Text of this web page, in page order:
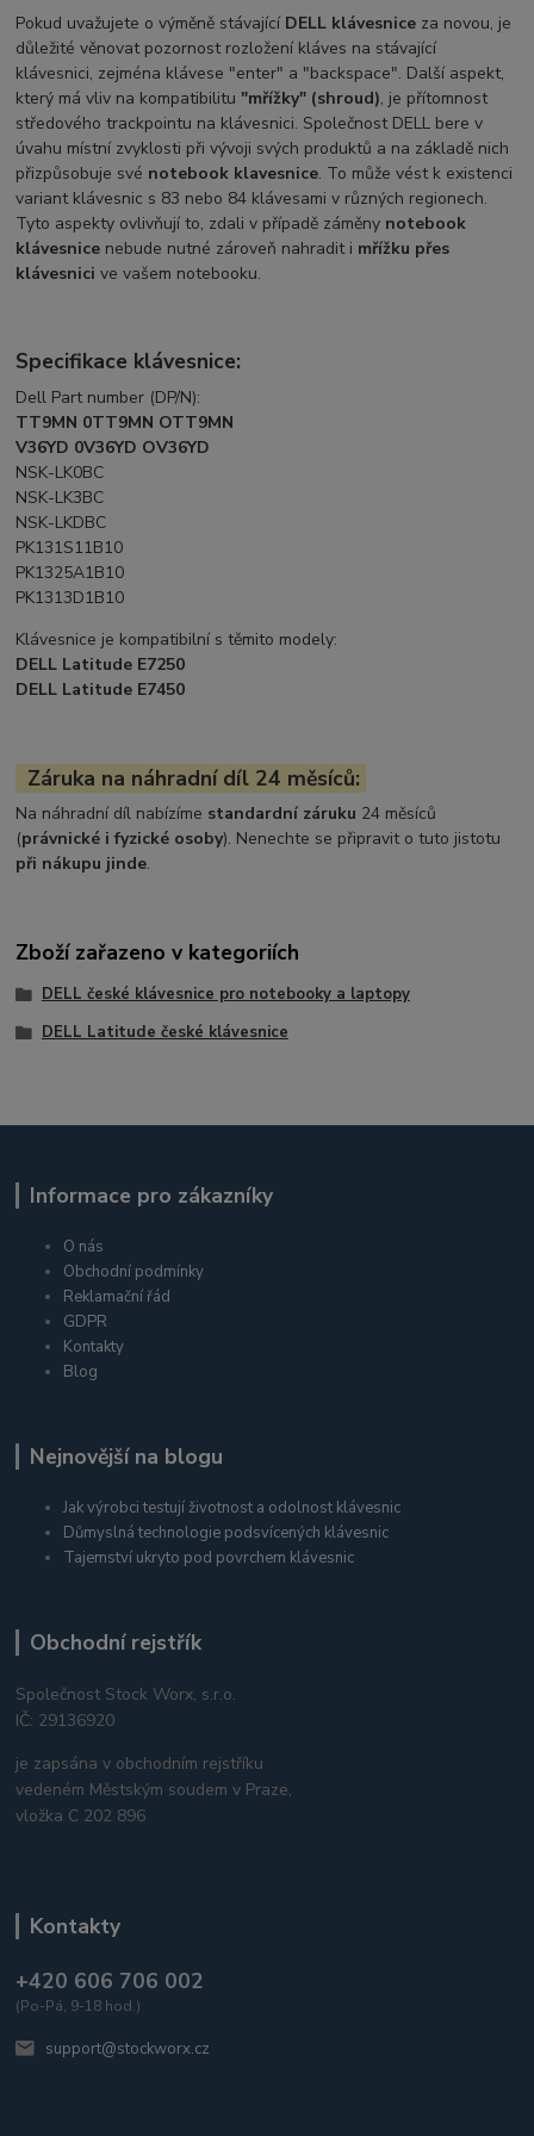
Pokud uvažujete o výměně stávající DELL klávesnice za novou, je
důležité věnovat pozornost rozložení kláves na stávající
klávesnici, zejména klávese "enter" a "backspace". Další aspekt,
který má vliv na kompatibilitu"mřížky" (shroud), je přítomnost
středového trackpointu na klávesnici. Společnost DELL bere v
úvahu místní zvyklosti při vývoji svých produktů a na základě nich
přizpůsobuje své notebook klavesnice. To může vést k existenci
variant klávesnic s 83 nebo 84 klávesami v různých regionech.
Tyto aspekty ovlivňují to, zdali v případě záměny notebook
klávesnice nebude nutné zároveň nahradit i mřížku přes
klávesnici ve vašem notebooku.
Specifikace klávesnice:
Dell Part number (DP/N):
TT9MN 0TT9MN OTT9MN
V36YD 0V36YD OV36YD
NSK-LK0BC
NSK-LK3BC
NSK-LKDBC
PK131S11B10
PK1325A1B10
PK1313D1B10
Klávesnice je kompatibilní s těmito modely:
DELL Latitude E7250
DELL Latitude E7450
Záruka na náhradní díl 24 měsíců:
Na náhradní díl nabízíme standardní záruku 24 měsíců
(právnické i fyzické osoby). Nenechte se připravit o tuto jistotu
při nákupu jinde.
Zboží zařazeno v kategoriích
DELL české klávesnice pro notebooky a laptopy
DELL Latitude české klávesnice
Informace pro zákazníky
O nás
Obchodní podmínky
Reklamační řád
GDPR
Kontakty
Blog
Nejnovější na blogu
Jak výrobci testují životnost a odolnost klávesnic
Důmyslná technologie podsvícených klávesnic
Tajemství ukryto pod povrchem klávesnic
Obchodní rejstřík
Společnost Stock Worx, s.r.o.
IČ: 29136920
je zapsána v obchodním rejstříku
vedeném Městským soudem v Praze,
vložka C 202 896
Kontakty
+420 606 706 002
(Po-Pá, 9-18 hod.)
support@stockworx.cz